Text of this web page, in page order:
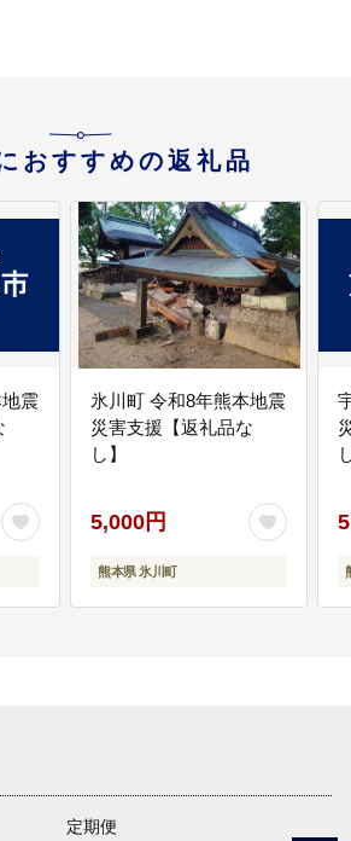
おすすめの返礼品
震
氷川町 令和8年熊本地震
災害支援【返礼品な
し】
5,000円
熊本県 氷川町
定期便